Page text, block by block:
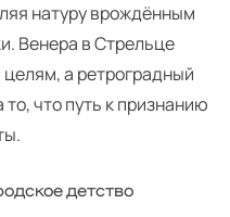
натуру врождённым
Венера в Стрельце
а ретроградный
что путь к признанию
детство